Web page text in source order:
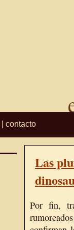
contacto
Las
Por fin,